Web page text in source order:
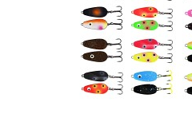
Previous